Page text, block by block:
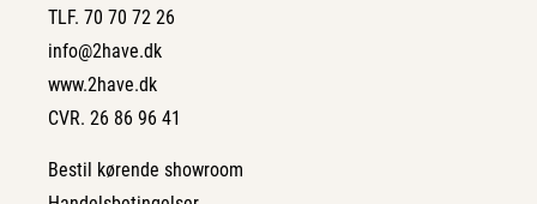
TLF. 70 70 72 26
info@2have.dk
www.2have.dk
CVR. 26 86 96 41
Bestil kørende showroom